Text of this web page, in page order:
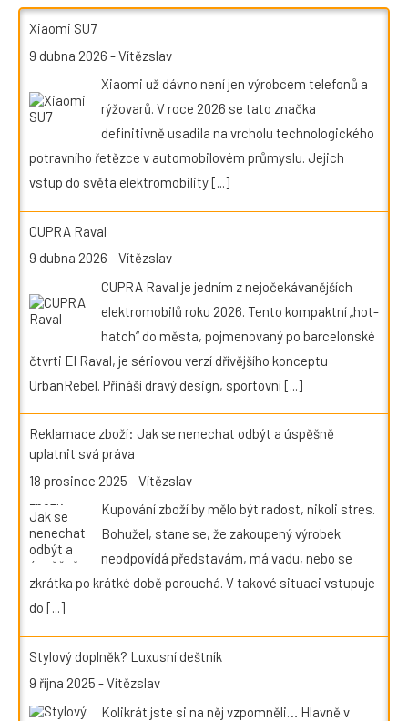
Xiaomi SU7
9 dubna 2026 -Vítězslav
Xiaomi už dávno není jen výrobcem telefonů a
rýžovarů. V roce 2026 se tato značka
definitivně usadila na vrcholu technologického
potravního řetězce v automobilovém průmyslu. Jejich
vstup do světa elektromobility[...]
CUPRA Raval
9 dubna 2026 -Vítězslav
CUPRA Raval je jedním z nejočekávanějších
elektromobilů roku 2026. Tento kompaktní „hot-
hatch“ do města, pojmenovaný po barcelonské
čtvrti El Raval, je sériovou verzí dřívějšího konceptu
UrbanRebel. Přináší dravý design, sportovní[...]
Reklamace zboží: Jak se nenechat odbýt a úspěšně
uplatnit svá práva
18 prosince 2025 -Vítězslav
Kupování zboží by mělo být radost, nikoli stres.
Bohužel, stane se, že zakoupený výrobek
neodpovídá představám, má vadu, nebo se
zkrátka po krátké době porouchá. V takové situaci vstupuje
do [...]
Stylový doplněk? Luxusní deštník
9 října 2025 -Vítězslav
Kolikrát jste si na něj vzpomněli… Hlavně v